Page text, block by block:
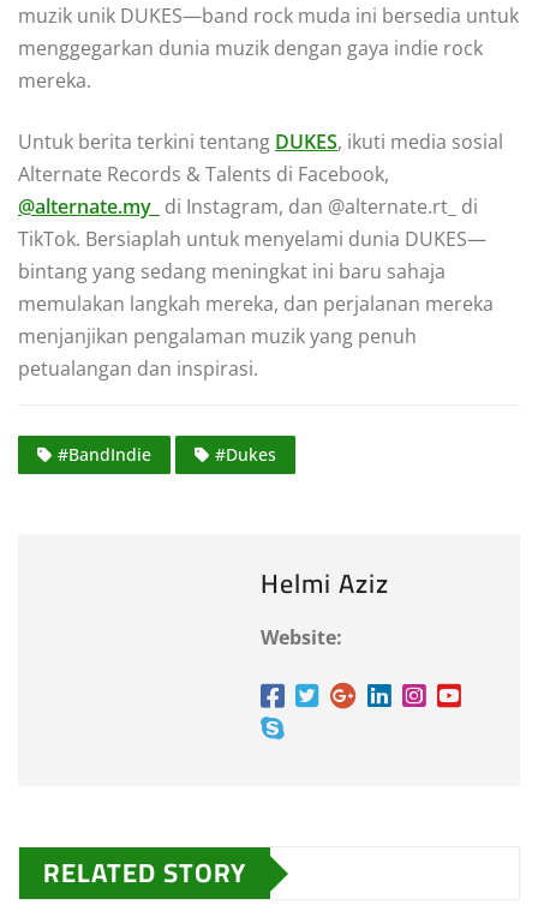
muzik unik DUKES—band rock muda ini bersedia untuk
menggegarkan dunia muzik dengan gaya indie rock
mereka.
Untuk berita terkini tentang DUKES, ikuti media sosial
Alternate Records & Talents di Facebook,
@alternate.my_ di Instagram, dan @alternate.rt_ di
TikTok. Bersiaplah untuk menyelami dunia DUKES—
bintang yang sedang meningkat ini baru sahaja
memulakan langkah mereka, dan perjalanan mereka
menjanjikan pengalaman muzik yang penuh
petualangan dan inspirasi.
#BandIndie #Dukes
Helmi Aziz
Website:
RELATED STORY